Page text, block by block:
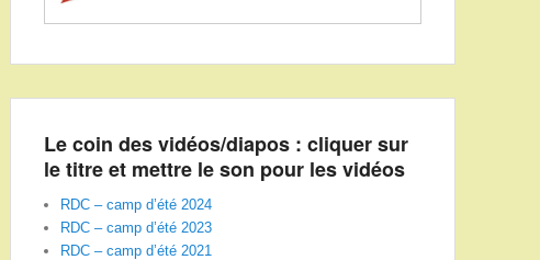
Le coin des vidéos/diapos : cliquer sur
le titre et mettre le son pour les vidéos
RDC – camp d’été 2024
RDC – camp d’été 2023
RDC – camp d’été 2021